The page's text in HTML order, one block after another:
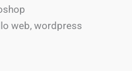
web, wordpress